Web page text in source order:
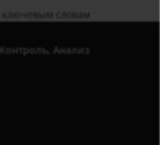
ключевым словам
Анализ